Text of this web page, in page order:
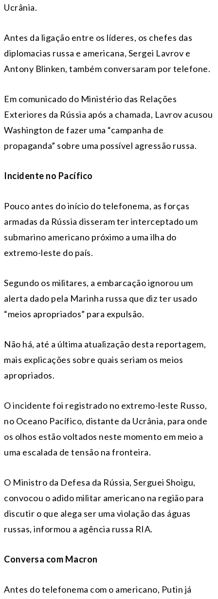
Ucrânia.
Antes da ligação entre os líderes, os chefes das
diplomacias russa e americana, Sergei Lavrov e
Antony Blinken, também conversaram por telefone.
Em comunicado do Ministério das Relações
Exteriores da Rússia após a chamada, Lavrov acusou
Washington de fazer uma “campanha de
propaganda” sobre uma possível agressão russa.
Incidente no Pacífico
Pouco antes do início do telefonema, as forças
armadas da Rússia disseram ter interceptado um
submarino americano próximo a uma ilha do
extremo-leste do país.
Segundo os militares, a embarcação ignorou um
alerta dado pela Marinha russa que diz ter usado
“meios apropriados” para expulsão.
Não há, até a última atualização desta reportagem,
mais explicações sobre quais seriam os meios
apropriados.
O incidente foi registrado no extremo-leste Russo,
no Oceano Pacífico, distante da Ucrânia, para onde
os olhos estão voltados neste momento em meio a
uma escalada de tensão na fronteira.
O Ministro da Defesa da Rússia, Serguei Shoigu,
convocou o adido militar americano na região para
discutir o que alega ser uma violação das águas
russas, informou a agência russa RIA.
Conversa com Macron
Antes do telefonema com o americano, Putin já